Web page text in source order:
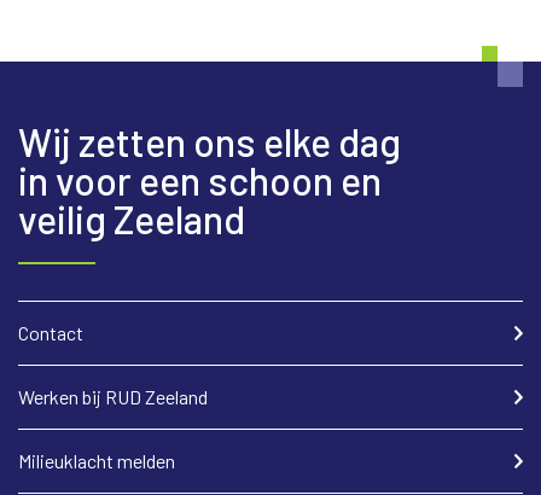
Wij zetten ons elke dag
in voor een schoon en
veilig Zeeland
Contact
Werken bij RUD Zeeland
Milieuklacht melden